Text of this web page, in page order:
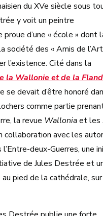
du XVe siècle sous
y voit un peintre
d’une « école » dont
société des « Amis de l’Art
l’existence. Cité dans la
la Wallonie et de la
se devait d’être honoré
comme partie
la revue Walloniaet les
collaboration avec les
deux-Guerres, une
de Jules Destrée et
pied de la cathédrale,